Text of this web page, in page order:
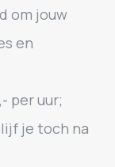
om jouw
en
per uur;
je toch na